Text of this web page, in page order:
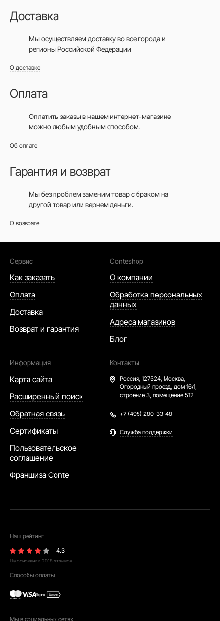
Доставка
Мы осуществляем доставку во все городаи
регионы Российской Федерации
О доставке
Оплата
Оплатить заказы в нашем интернет-магазине
можно любым удобным способом.
Об оплате
Гарантия и возврат
Мы без проблем заменим товар с браком на
другой товар или вернем деньги.
О возврате
Сервис
Как заказать
Оплата
Доставка
Возврат и гарантия
Conteshop
О компании
Обработка персональных
данных
Адреса магазинов
Блог
Информация
Карта сайта
Расширенный поиск
Обратная связь
Сертификаты
Пользовательское
соглашение
Франшиза Conte
Контакты
Россия, 127524, Москва,
Огородный проезд, дом 16/1,
строение 3, помещение 512
+7 (495) 280-33-48
Служба поддержки
Наш рейтинг
4.3
На основании 2018 отзывов
Способы оплаты
Мы в социальных сетях